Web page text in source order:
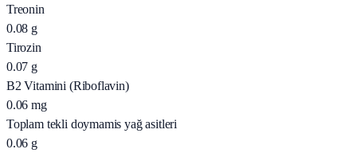
Treonin
0.08 g
Tirozin
0.07 g
B2 Vitamini (Riboflavin)
0.06 mg
Toplam tekli doymamis yağ asitleri
0.06 g